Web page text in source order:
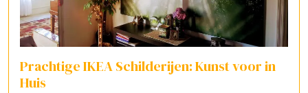
Prachtige IKEA Schilderijen: Kunst voor in
Huis